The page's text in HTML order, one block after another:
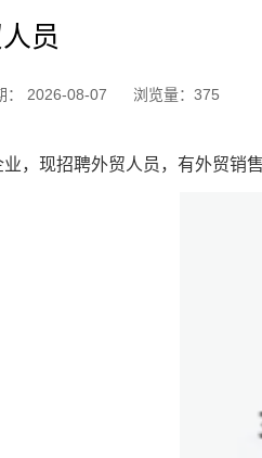
员
： 2026-08-07 浏览量：375
业，现招聘外贸人员，有外贸销